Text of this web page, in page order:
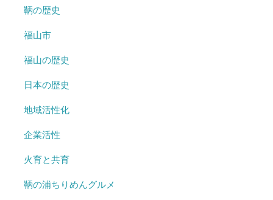
鞆の歴史
福山市
福山の歴史
日本の歴史
地域活性化
企業活性
火育と共育
鞆の浦ちりめんグルメ